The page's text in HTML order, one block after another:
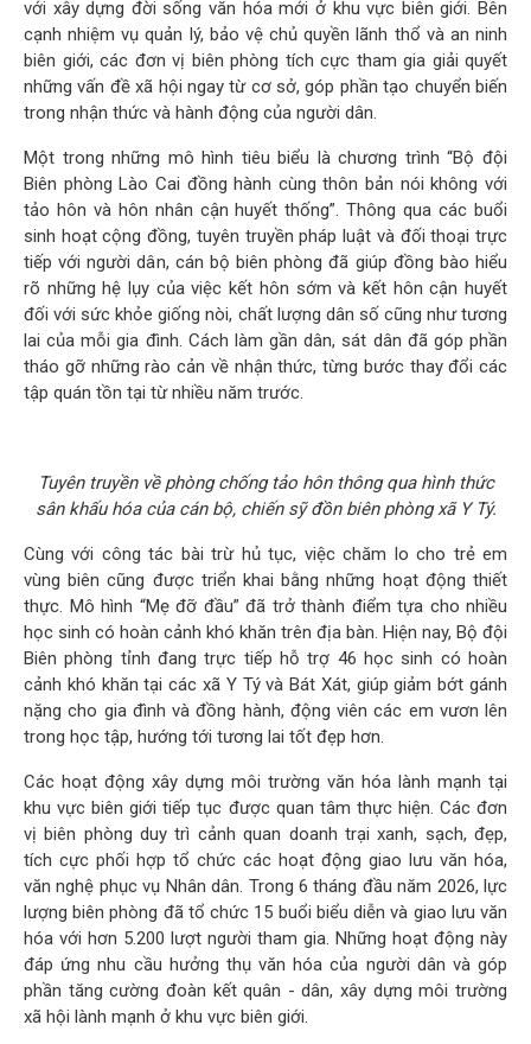
với xây dựng đời sống văn hóa mới ở khu vực biên giới. Bên
cạnh nhiệm vụ quản lý, bảo vệ chủ quyền lãnh thổ và an ninh
biên giới, các đơn vị biên phòng tích cực tham gia giải quyết
những vấn đề xã hội ngay từ cơ sở, góp phần tạo chuyển biến
trong nhận thức và hành động của người dân.
Một trong những mô hình tiêu biểu là chương trình “Bộ đội
Biên phòng Lào Cai đồng hành cùng thôn bản nói không với
tảo hôn và hôn nhân cận huyết thống”. Thông qua các buổi
sinh hoạt cộng đồng, tuyên truyền pháp luật và đối thoại trực
tiếp với người dân, cán bộ biên phòng đã giúp đồng bào hiểu
rõ những hệ lụy của việc kết hôn sớm và kết hôn cận huyết
đối với sức khỏe giống nòi, chất lượng dân số cũng như tương
lai của mỗi gia đình. Cách làm gần dân, sát dân đã góp phần
tháo gỡ những rào cản về nhận thức, từng bước thay đổi các
tập quán tồn tại từ nhiều năm trước.
Tuyên truyền về phòng chống tảo hôn thông qua hình thức
sân khấu hóa của cán bộ, chiến sỹ đồn biên phòng xã Y Tý.
Cùng với công tác bài trừ hủ tục, việc chăm lo cho trẻ em
vùng biên cũng được triển khai bằng những hoạt động thiết
thực. Mô hình “Mẹ đỡ đầu” đã trở thành điểm tựa cho nhiều
học sinh có hoàn cảnh khó khăn trên địa bàn. Hiện nay, Bộ đội
Biên phòng tỉnh đang trực tiếp hỗ trợ 46 học sinh có hoàn
cảnh khó khăn tại các xã Y Tý và Bát Xát, giúp giảm bớt gánh
nặng cho gia đình và đồng hành, động viên các em vươn lên
trong học tập, hướng tới tương lai tốt đẹp hơn.
Các hoạt động xây dựng môi trường văn hóa lành mạnh tại
khu vực biên giới tiếp tục được quan tâm thực hiện. Các đơn
vị biên phòng duy trì cảnh quan doanh trại xanh, sạch, đẹp,
tích cực phối hợp tổ chức các hoạt động giao lưu văn hóa,
văn nghệ phục vụ Nhân dân. Trong 6 tháng đầu năm 2026, lực
lượng biên phòng đã tổ chức 15 buổi biểu diễn và giao lưu văn
hóa với hơn 5.200 lượt người tham gia. Những hoạt động này
đáp ứng nhu cầu hưởng thụ văn hóa của người dân và góp
phần tăng cường đoàn kết quân - dân, xây dựng môi trường
xã hội lành mạnh ở khu vực biên giới.